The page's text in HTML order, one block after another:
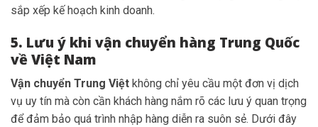
sắp xếp kế hoạch kinh doanh.
5. Lưu ý khi vận chuyển hàng Trung Quốc
về Việt Nam
Vận chuyển Trung Việt không chỉ yêu cầu một đơn vị dịch
vụ uy tín mà còn cần khách hàng nắm rõ các lưu ý quan trọng
để đảm bảo quá trình nhập hàng diễn ra suôn sẻ. Dưới đây